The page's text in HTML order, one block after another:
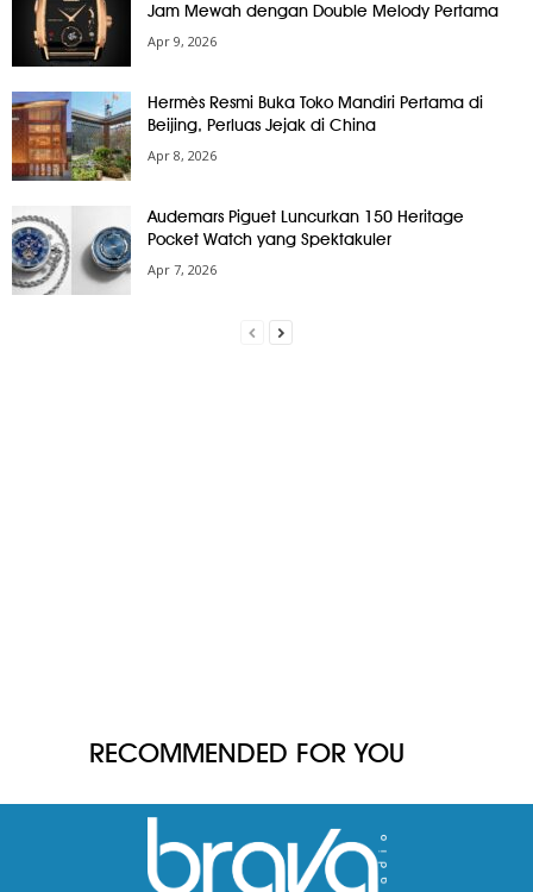
Jam Mewah dengan Double Melody Pertama
Apr 9, 2026
Hermès Resmi Buka Toko Mandiri Pertama di
Beijing, Perluas Jejak di China
Apr 8, 2026
Audemars Piguet Luncurkan 150 Heritage
Pocket Watch yang Spektakuler
Apr 7, 2026
RECOMMENDED FOR YOU